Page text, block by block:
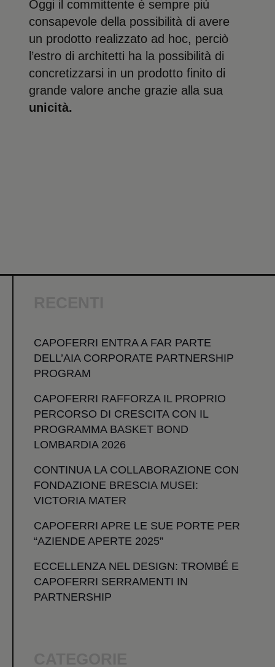
Oggi il committente è sempre più
consapevole della possibilità di avere
un prodotto realizzato ad hoc, perciò
l’estro di architetti ha la possibilità di
concretizzarsi in un prodotto finito di
grande valore anche grazie alla sua
unicità.
CAPOFERRI ENTRA A FAR PARTE
DELL’AIA CORPORATE PARTNERSHIP
PROGRAM
CAPOFERRI RAFFORZA IL PROPRIO
PERCORSO DI CRESCITA CON IL
PROGRAMMA BASKET BOND
LOMBARDIA 2026
CONTINUA LA COLLABORAZIONE CON
FONDAZIONE BRESCIA MUSEI:
VICTORIA MATER
CAPOFERRI APRE LE SUE PORTE PER
“AZIENDE APERTE 2025”
ECCELLENZA NEL DESIGN: TROMBÉ E
CAPOFERRI SERRAMENTI IN
PARTNERSHIP